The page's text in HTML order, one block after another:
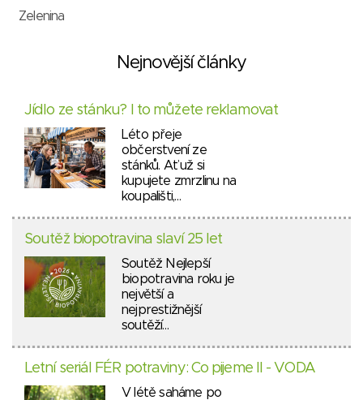
Zelenina
Nejnovější články
Jídlo ze stánku? I to můžete reklamovat
Léto přeje
občerstvení ze
stánků. Ať už si
kupujete zmrzlinu na
koupališti,…
Soutěž biopotravina slaví 25 let
Soutěž Nejlepší
biopotravina roku je
největší a
nejprestižnější
soutěží…
Letní seriál FÉR potraviny: Co pijeme II - VODA
V létě saháme po